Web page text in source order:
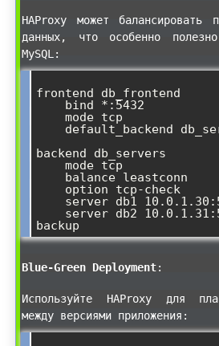
HAProxy может балансировать
данных, что особенно
MySQL:
frontend db_frontend
backend db_servers
Blue-Green Deployment:
Используйте HAProxy для
между версиями приложения: